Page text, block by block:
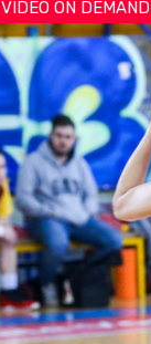
VIDEO ON DEMAND